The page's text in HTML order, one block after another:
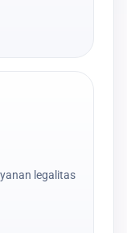
legalitas